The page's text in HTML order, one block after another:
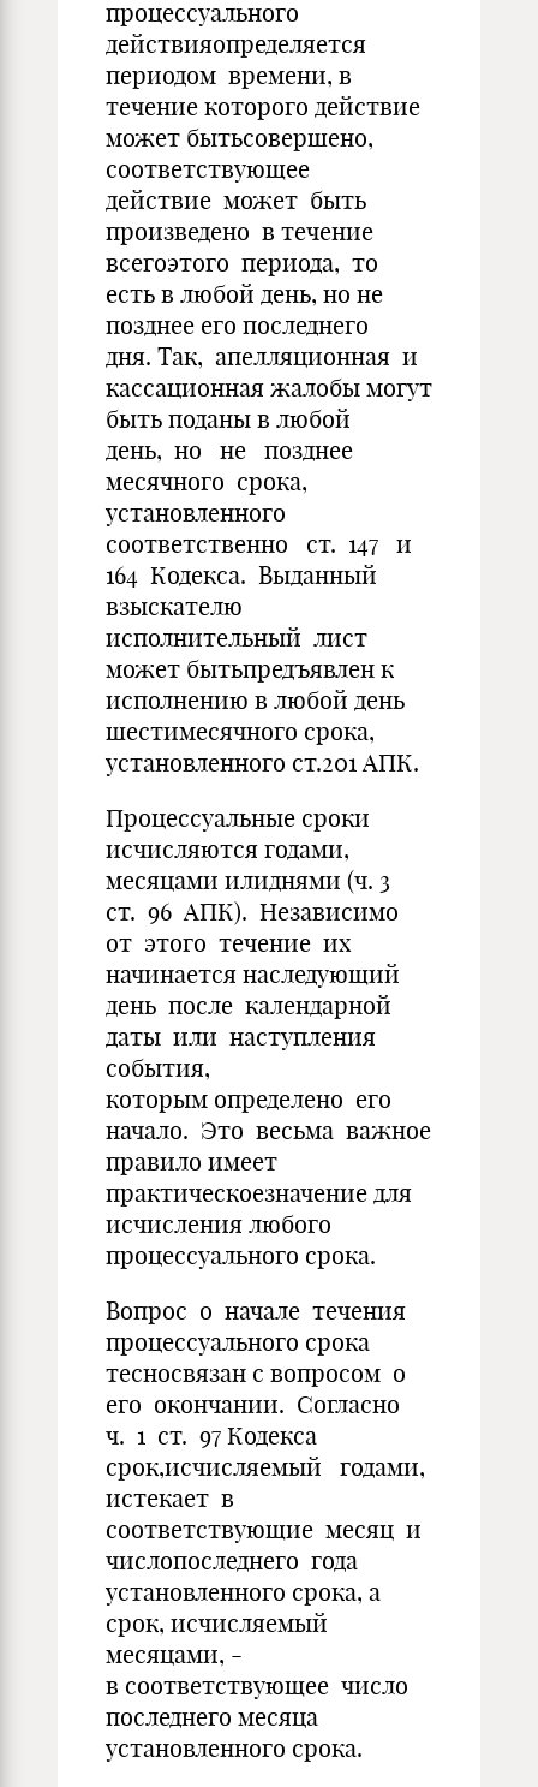
процессуального
действияопределяется
периодом времени, в
течение которого действие
может бытьсовершено,
соответствующее
действие может быть
произведено в течение
всегоэтого периода, то
есть в любой день, но не
позднее его последнего
дня. Так, апелляционная и
кассационная жалобы могут
быть поданы в любой
день, но не позднее
месячного срока,
установленного
соответственно ст. 147 и
164 Кодекса. Выданный
взыскателю
исполнительный лист
может бытьпредъявлен к
исполнению в любой день
шестимесячного срока,
установленного ст.201 АПК.
Процессуальные сроки
исчисляются годами,
месяцами илиднями (ч. 3
ст. 96 АПК). Независимо
от этого течение их
начинается наследующий
день после календарной
даты или наступления
события,
которым определено его
начало. Это весьма важное
правило имеет
практическоезначение для
исчисления любого
процессуального срока.
Вопрос о начале течения
процессуального срока
тесносвязан с вопросом о
его окончании. Согласно
ч. 1 ст. 97 Кодекса
срок,исчисляемый годами,
истекает в
соответствующие месяц и
числопоследнего года
установленного срока, а
срок, исчисляемый
месяцами, -
в соответствующее число
последнего месяца
установленного срока.